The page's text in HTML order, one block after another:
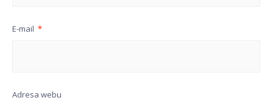
E-mail *
Adresa webu